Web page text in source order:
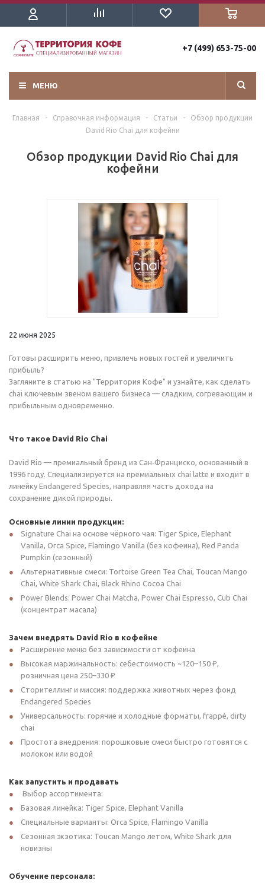
+7 (499) 653-75-00
МЕНЮ
Главная - Справочная информация - Статьи -
Обзор продукции
David Rio Chai для кофейни
Обзор продукции David Rio Chai для
кофейни
22 июня 2025
Готовы расширить меню, привлечь новых гостей и увеличить
прибыль?
Загляните в статью на "Территория Кофе" и узнайте, как сделать
chai ключевым звеном вашего бизнеса — сладким, согревающим и
прибыльным одновременно.
Что такое David Rio Chai
David Rio — премиальный бренд из Сан‑Франциско, основанный в
1996 году. Специализируется на премиальных chai latte и входит в
линейку Endangered Species, направляя часть дохода на
сохранение дикой природы.
Основные линии продукции:
Signature Chai на основе чёрного чая: Tiger Spice, Elephant
Vanilla, Orca Spice, Flamingo Vanilla (без кофеина), Red Panda
Pumpkin (сезонный)
Альтернативные смеси: Tortoise Green Tea Chai, Toucan Mango
Chai, White Shark Chai, Black Rhino Cocoa Chai
Power Blends: Power Chai Matcha, Power Chai Espresso, Cub Chai
(концентрат масала)
Зачем внедрять David Rio в кофейне
Расширение меню без зависимости от кофеина
Высокая маржинальность: себестоимость ~120–150 ₽,
розничная цена 250–330 ₽
Сторителлинг и миссия: поддержка животных через фонд
Endangered Species
Универсальность: горячие и холодные форматы, frappé, dirty
chai
Простота внедрения: порошковые смеси быстро готовятся с
молоком или водой
Как запустить и продавать
Выбор ассортимента:
Базовая линейка: Tiger Spice, Elephant Vanilla
Специальные варианты: Orca Spice, Flamingo Vanilla
Сезонная экзотика: Toucan Mango летом, White Shark для
новизны
Обучение персонала: